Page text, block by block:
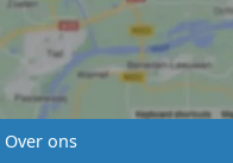
Over ons